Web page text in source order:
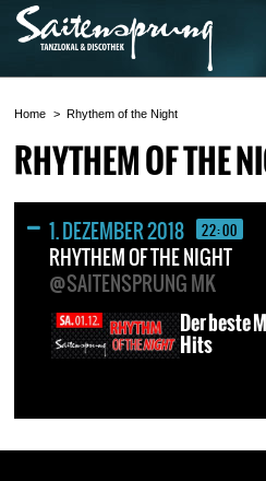
Home Rhythem of the Night
RHYTHEM OF THE
1. DEZEMBER 2018 22:00
RHYTHEM OF THE NIGHT
@SAITENSPRUNG MK
Der beste
Hits